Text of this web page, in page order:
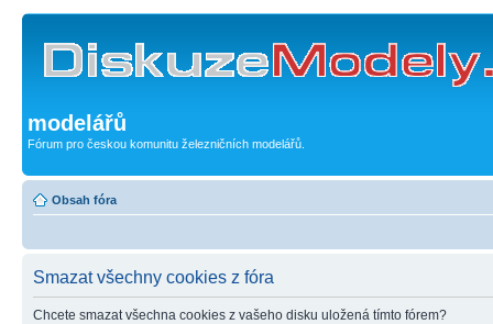
modelářů
Fórum pro českou komunitu železničních modelářů.
Obsah fóra
Smazat všechny cookies z fóra
Chcete smazat všechna cookies z vašeho disku uložená tímto fórem?